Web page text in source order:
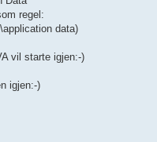
regel:
data)
vil starte igjen:-)
igjen:-)